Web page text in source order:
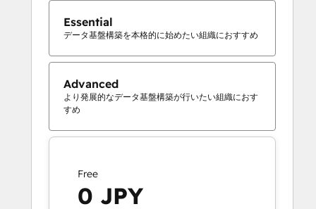
Essential
データ基盤構築を本格的に始めたい組織におすすめ
Advanced
より発展的なデータ基盤構築が行いたい組織におす
すめ
Free
0 JPY